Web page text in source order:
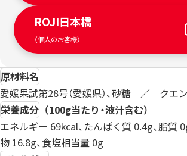
ROJI日本橋
（個人のお客様）
原材料名
愛媛果試第28号（愛媛県）、砂糖 ／ クエ
栄養成分 （100g当たり・液汁含む）
エネルギー 69kcal、たんぱく質 0.4g、脂質
物 16.8g、食塩相当量 0g